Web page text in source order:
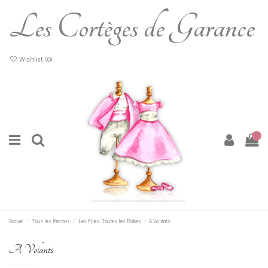
Les Cortèges de Garance
Wishlist (0)
0
Accueil Tous les Patrons Les filles: Toutes les Robes A Volants
A Volants